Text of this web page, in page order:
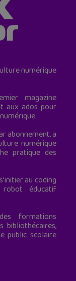
numérique
magazine
aux ados pour
abonnement, a
numérique
pratique des
au coding
éducatif
formations
bibliothécaires,
public scolaire